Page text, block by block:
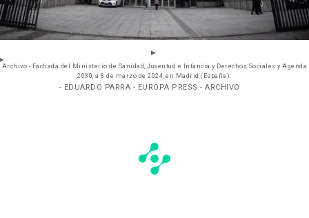
Archivo - Fachada del Ministerio de Sanidad, Juventud e Infancia y Derechos Sociales y Agenda
2030, a 8 de marzo de 2024, en Madrid (España).
- EDUARDO PARRA - EUROPA PRESS - ARCHIVO